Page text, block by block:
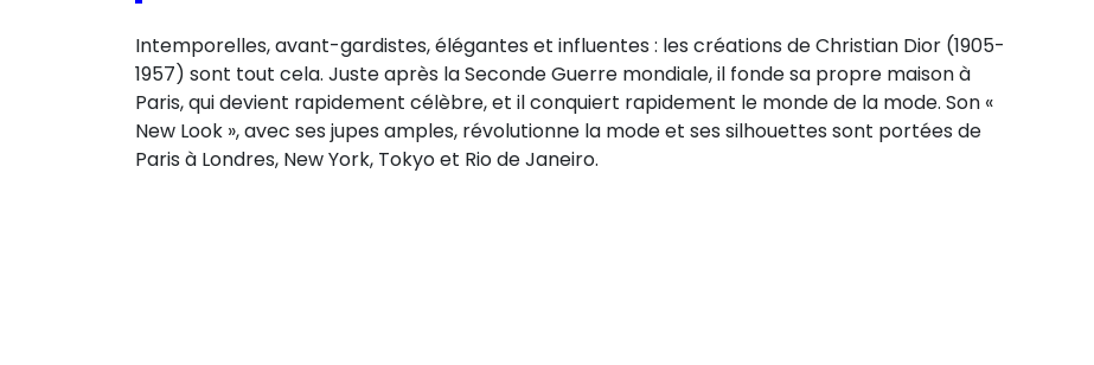
Intemporelles, avant-gardistes, élégantes et influentes : les créations de Christian Dior (1905-
1957) sont tout cela. Juste après la Seconde Guerre mondiale, il fonde sa propre maison à
Paris, qui devient rapidement célèbre, et il conquiert rapidement le monde de la mode. Son «
New Look », avec ses jupes amples, révolutionne la mode et ses silhouettes sont portées de
Paris à Londres, New York, Tokyo et Rio de Janeiro.